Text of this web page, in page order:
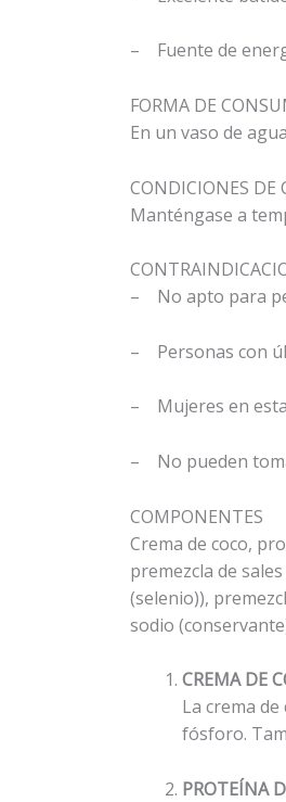
– Fuente de
FORMA DE
En un vaso de
CONDICIONES DE
Manténgase a
– No apto para
– Personas con
– Mujeres en
– No pueden
COMPONENTES
Crema de coco,
premezcla de
(selenio)),
sodio
CREMA DE
La crema
fósforo.
PROTEÍNA